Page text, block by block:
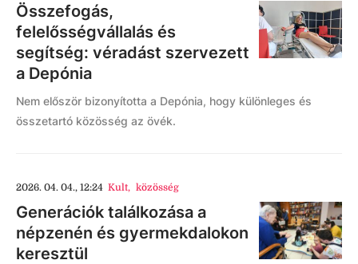
Összefogás,
felelősségvállalás és
segítség: véradást szervezett
a Depónia
Nem először bizonyította a Depónia, hogy különleges és
összetartó közösség az övék.
2026. 04. 04., 12:24 Kult, közösség
Generációk találkozása a
népzenén és gyermekdalokon
keresztül